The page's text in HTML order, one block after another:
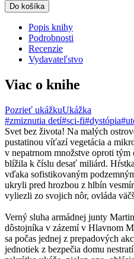
Do košíka
Popis knihy
Podrobnosti
Recenzie
Vydavateľstvo
Viac o knihe
Pozrieť ukážkuUkážka
#zmiznutia detí#sci-fi#dystópia
Svet bez života! Na malých
pustatinou víťazí vegetácia a
v nepatrnom množstve oproti
blížila k číslu desať miliárd.
vďaka sofistikovaným
ukryli pred hrozbou z hlbín
vyliezli zo svojich nôr, ovláda
Verný sluha armádnej junty
dôstojníka v zázemí v Hlavnom
sa počas jednej z prepadových
jednotiek z bezpečia domu